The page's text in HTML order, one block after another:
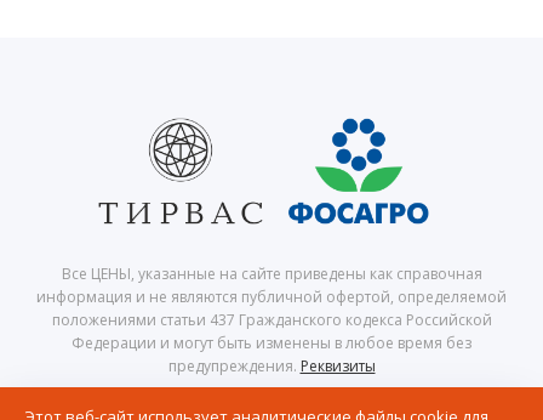
Все ЦЕНЫ, указанные на сайте приведены как справочная
информация и не являются публичной офертой, определяемой
положениями статьи 437 Гражданского кодекса Российской
Федерации и могут быть изменены в любое время без
предупреждения. Реквизиты